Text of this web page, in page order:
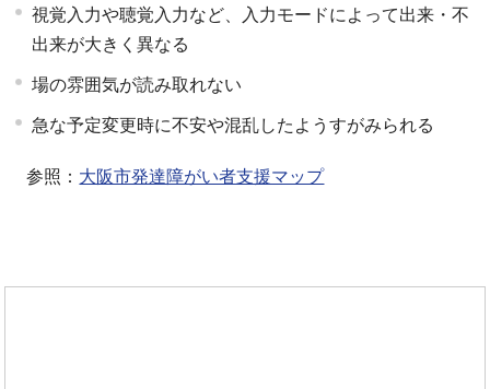
視覚入力や聴覚入力など、入力モードによって出来・不
出来が大きく異なる
場の雰囲気が読み取れない
急な予定変更時に不安や混乱したようすがみられる
参照： 大阪市発達障がい者支援マップ